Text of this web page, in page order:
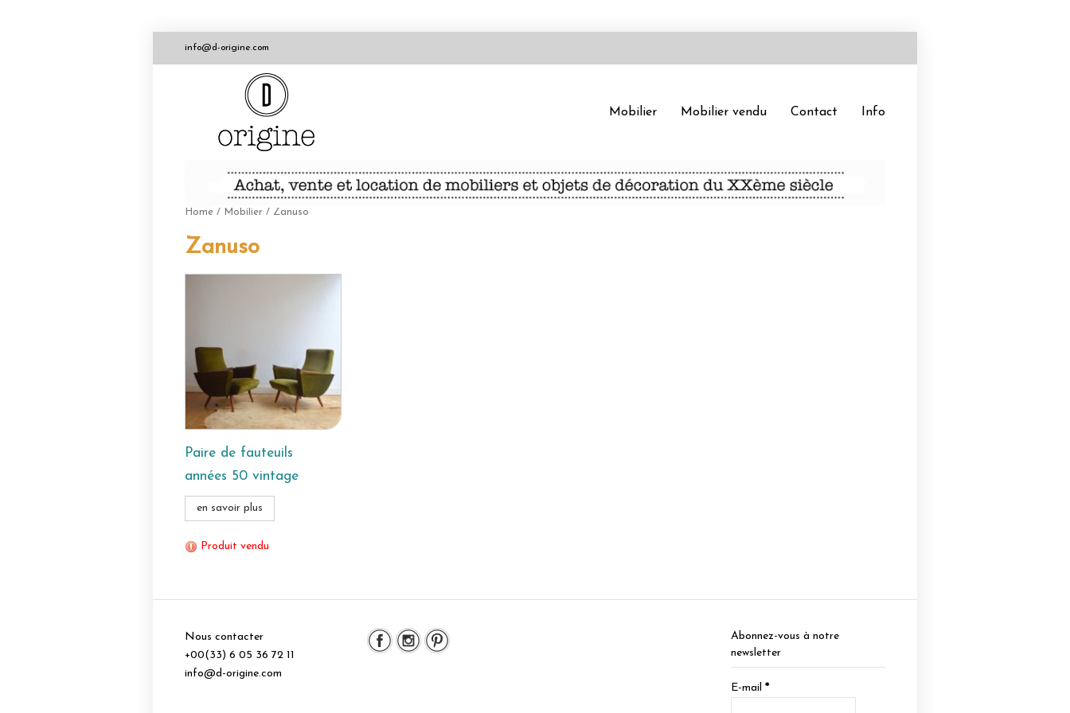
info@d-origine.com
Mobilier Mobilier vendu Contact Info
Home / Mobilier / Zanuso
Zanuso
Paire de fauteuils
années 50 vintage
en savoir plus
Produit vendu
Nous contacter
+00(33) 6 05 36 72 11
info@d-origine.com
Abonnez-vous à notre
newsletter
E-mail*